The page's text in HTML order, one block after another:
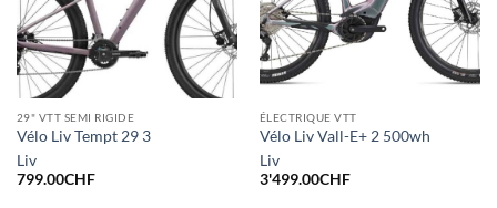
29" VTT SEMI RIGIDE
Vélo Liv Tempt 29 3
Liv
799.00CHF
ÉLECTRIQUE VTT
Vélo Liv Vall-E+ 2 500wh
Liv
3'499.00CHF